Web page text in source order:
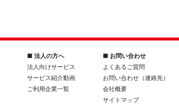
■ 法人の方へ
法人向けサービス
サービス紹介動画
ご利用企業一覧
■ お問い合わせ
よくあるご質問
お問い合わせ（連絡先）
会社概要
サイトマップ